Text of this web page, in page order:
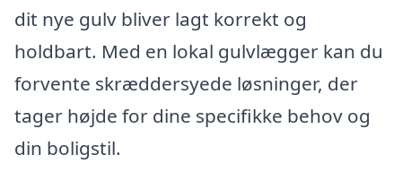
dit nye gulv bliver lagt korrekt og
holdbart. Med en lokal gulvlægger kan du
forvente skræddersyede løsninger, der
tager højde for dine specifikke behov og
din boligstil.